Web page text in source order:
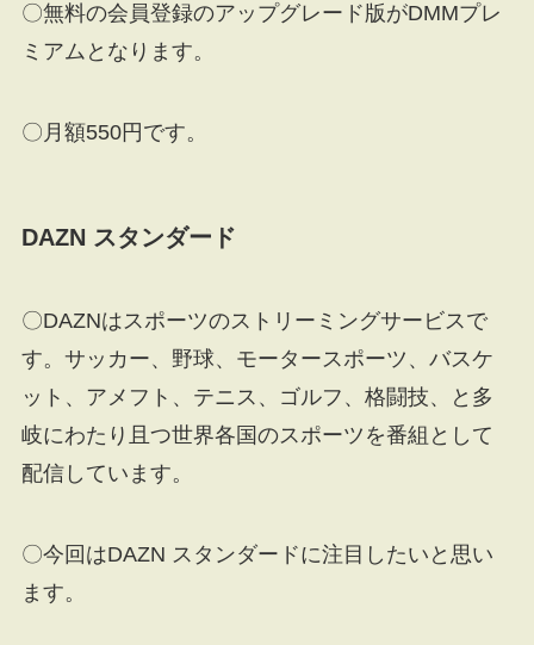
〇無料の会員登録のアップグレード版がDMMプレ
ミアムとなります。
〇月額550円です。
DAZN スタンダード
〇DAZNはスポーツのストリーミングサービスで
す。サッカー、野球、モータースポーツ、バスケ
ット、アメフト、テニス、ゴルフ、格闘技、と多
岐にわたり且つ世界各国のスポーツを番組として
配信しています。
〇今回はDAZN スタンダードに注目したいと思い
ます。